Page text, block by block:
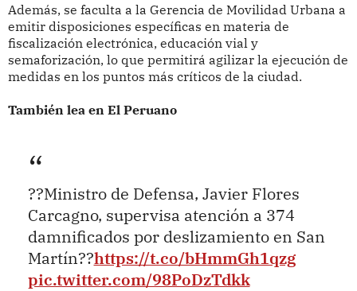
Además, se faculta a la Gerencia de Movilidad Urbana a
emitir disposiciones específicas en materia de
fiscalización electrónica, educación vial y
semaforización, lo que permitirá agilizar la ejecución de
medidas en los puntos más críticos de la ciudad.
También lea en El Peruano
??Ministro de Defensa, Javier Flores
Carcagno, supervisa atención a 374
damnificados por deslizamiento en San
Martín??https://t.co/bHmmGh1qzg
pic.twitter.com/98PoDzTdkk